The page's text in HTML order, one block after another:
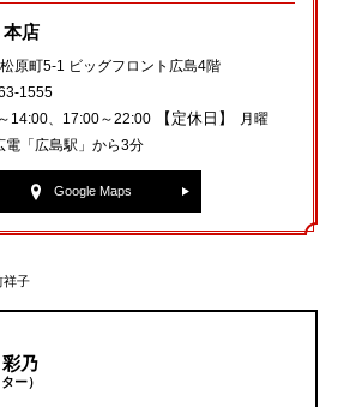
店
原町5-1 ビッグフロント広島4階
1555
14:00、17:00～22:00 【定休日】 月曜
電「広島駅」から3分
Google Maps
子
乃
ー）